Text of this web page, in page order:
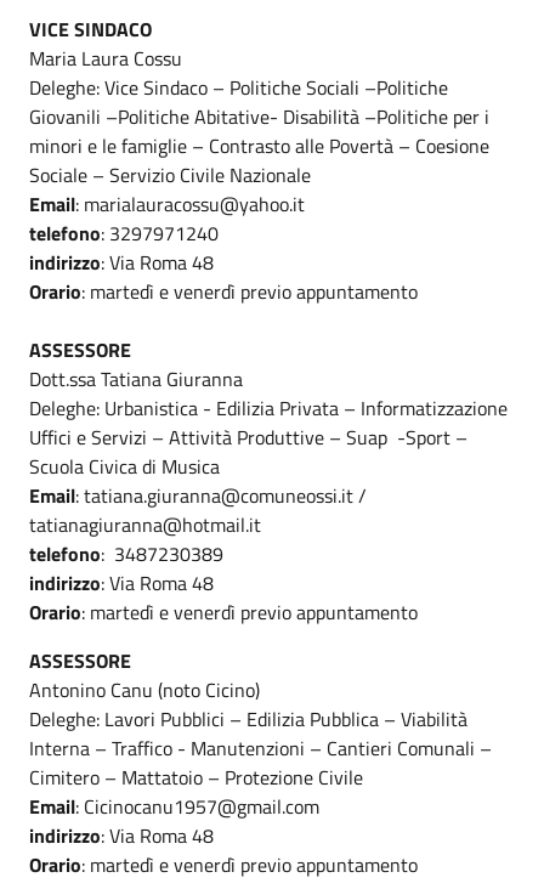
VICE SINDACO
Maria Laura Cossu
Deleghe: Vice Sindaco – Politiche Sociali –Politiche
Giovanili –Politiche Abitative- Disabilità –Politiche per i
minori e le famiglie – Contrasto alle Povertà – Coesione
Sociale – Servizio Civile Nazionale
Email: marialauracossu@yahoo.it
telefono: 3297971240
indirizzo: Via Roma 48
Orario: martedì e venerdì previo appuntamento
ASSESSORE
Dott.ssa Tatiana Giuranna
Deleghe: Urbanistica - Edilizia Privata – Informatizzazione
Uffici e Servizi – Attività Produttive – Suap -Sport –
Scuola Civica di Musica
Email: tatiana.giuranna@comuneossi.it /
tatianagiuranna@hotmail.it
telefono: 3487230389
indirizzo: Via Roma 48
Orario: martedì e venerdì previo appuntamento
ASSESSORE
Antonino Canu (noto Cicino)
Deleghe: Lavori Pubblici – Edilizia Pubblica – Viabilità
Interna – Traffico - Manutenzioni – Cantieri Comunali –
Cimitero – Mattatoio – Protezione Civile
Email: Cicinocanu1957@gmail.com
indirizzo: Via Roma 48
Orario: martedì e venerdì previo appuntamento